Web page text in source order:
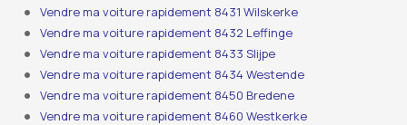
Vendre ma voiture rapidement 8431 Wilskerke
Vendre ma voiture rapidement 8432 Leffinge
Vendre ma voiture rapidement 8433 Slijpe
Vendre ma voiture rapidement 8434 Westende
Vendre ma voiture rapidement 8450 Bredene
Vendre ma voiture rapidement 8460 Westkerke